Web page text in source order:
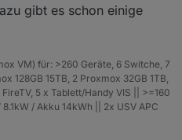
gibt es schon einige
VM) für: >260 Geräte, 6 Switche, 7
128GB 15TB, 2 Proxmox 32GB 1TB,
5 x Tablett/Handy VIS || >=160
/ Akku 14kWh || 2x USV APC